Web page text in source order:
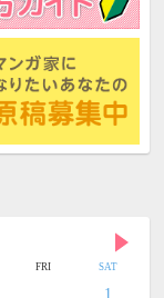
FRI SAT
1